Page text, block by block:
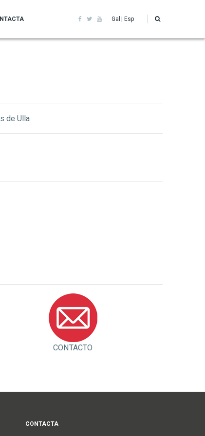
Gal Esp
de Ulla
CONTACTO
CONTACTA